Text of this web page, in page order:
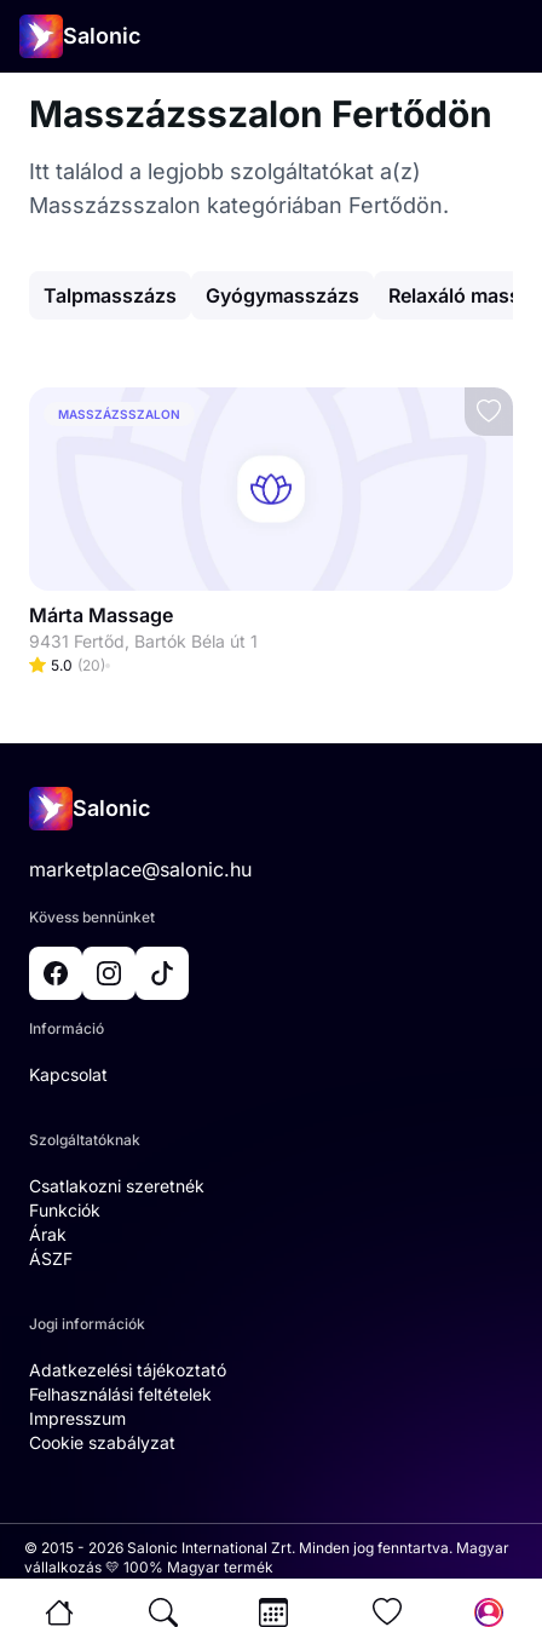
Salonic
Masszázsszalon Fertődön
Itt találod a legjobb szolgáltatókat a(z)
Masszázsszalon kategóriában Fertődön.
Talpmasszázs Gyógymasszázs Relaxáló
MASSZÁZSSZALON
Márta Massage
9431 Fertőd, Bartók Béla út 1
5.0 (20)
Salonic
marketplace@salonic.hu
Kövess bennünket
Információ
Kapcsolat
Szolgáltatóknak
Csatlakozni szeretnék
Funkciók
Árak
ÁSZF
Jogi információk
Adatkezelési tájékoztató
Felhasználási feltételek
Impresszum
Cookie szabályzat
© 2015 - 2026 Salonic International Zrt. Minden jog fenntartva. Magyar
vállalkozás 💛 100% Magyar termék